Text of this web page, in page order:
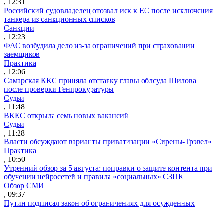
Российский судовладелец отозвал иск к ЕС после исключения
танкера из санкционных списков
Санкции
, 12:23
ФАС возбудила дело из-за ограничений при страховании
заемщиков
Практика
, 12:06
Самарская ККС приняла отставку главы облсуда Шилова
после проверки Генпрокуратуры
Судьи
, 11:48
ВККС открыла семь новых вакансий
Судьи
, 11:28
Власти обсуждают варианты приватизации «Сирены-Трэвел»
Практика
, 10:50
Утренний обзор за 5 августа: поправки о защите контента при
обучении нейросетей и правила «социальных» СЗПК
Обзор СМИ
, 09:37
Путин подписал закон об ограничениях для осужденных